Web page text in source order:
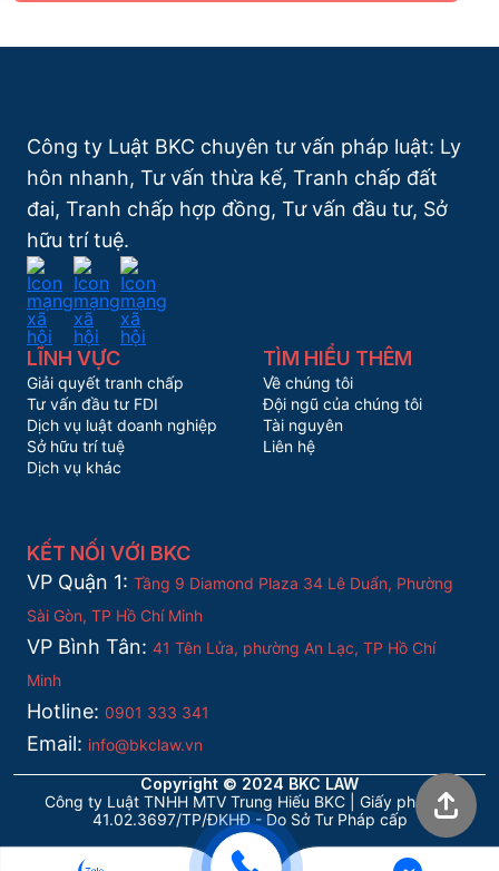
Công ty Luật BKC chuyên tư vấn pháp luật: Ly
hôn nhanh, Tư vấn thừa kế, Tranh chấp đất
đai, Tranh chấp hợp đồng, Tư vấn đầu tư, Sở
hữu trí tuệ.
LĨNH VỰC
Giải quyết tranh chấp
Tư vấn đầu tư FDI
Dịch vụ luật doanh nghiệp
Sở hữu trí tuệ
Dịch vụ khác
TÌM HIỂU THÊM
Về chúng tôi
Đội ngũ của chúng tôi
Tài nguyên
Liên hệ
KẾT NỐI VỚI BKC
VP Quận 1: Tầng 9 Diamond Plaza 34 Lê Duẩn, Phường
Sài Gòn, TP Hồ Chí Minh
VP Bình Tân: 41 Tên Lửa, phường An Lạc, TP Hồ Chí
Minh
Hotline: 0901 333 341
Email: info@bkclaw.vn
Copyright © 2024 BKC LAW
Công ty Luật TNHH MTV Trung Hiếu BKC | Giấy phép số
41.02.3697/TP/ĐKHĐ - Do Sở Tư Pháp cấp